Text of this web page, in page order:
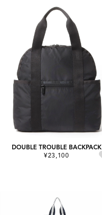
DOUBLE TROUBLE BACKPACK
¥23,100